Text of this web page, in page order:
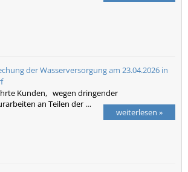
der Wasserversorgung am 23.04.2026 in
Kunden, wegen dringender
an Teilen der …
weiterlesen »